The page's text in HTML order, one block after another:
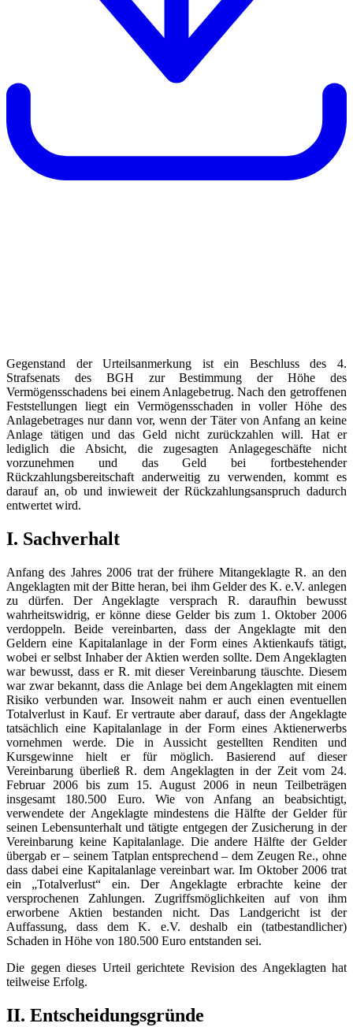
Gegenstand der Urteilsanmerkung ist ein Beschluss des 4.
Strafsenats des BGH zur Bestimmung der Höhe des
Vermögensschadens bei einem Anlagebetrug. Nach den getroffenen
Feststellungen liegt ein Vermögensschaden in voller Höhe des
Anlagebetrages nur dann vor, wenn der Täter von Anfang an keine
Anlage tätigen und das Geld nicht zurückzahlen will. Hat er
lediglich die Absicht, die zugesagten Anlagegeschäfte nicht
vorzunehmen und das Geld bei fortbestehender
Rückzahlungsbereitschaft anderweitig zu verwenden, kommt es
darauf an, ob und inwieweit der Rückzahlungsanspruch dadurch
entwertet wird.
I. Sachverhalt
Anfang des Jahres 2006 trat der frühere Mitangeklagte R. an den
Angeklagten mit der Bitte heran, bei ihm Gelder des K. e.V. anlegen
zu dürfen. Der Angeklagte versprach R. daraufhin bewusst
wahrheitswidrig, er könne diese Gelder bis zum 1. Oktober 2006
verdoppeln. Beide vereinbarten, dass der Angeklagte mit den
Geldern eine Kapitalanlage in der Form eines Aktienkaufs tätigt,
wobei er selbst Inhaber der Aktien werden sollte. Dem Angeklagten
war bewusst, dass er R. mit dieser Vereinbarung täuschte. Diesem
war zwar bekannt, dass die Anlage bei dem Angeklagten mit einem
Risiko verbunden war. Insoweit nahm er auch einen eventuellen
Totalverlust in Kauf. Er vertraute aber darauf, dass der Angeklagte
tatsächlich eine Kapitalanlage in der Form eines Aktienerwerbs
vornehmen werde. Die in Aussicht gestellten Renditen und
Kursgewinne hielt er für möglich. Basierend auf dieser
Vereinbarung überließ R. dem Angeklagten in der Zeit vom 24.
Februar 2006 bis zum 15. August 2006 in neun Teilbeträgen
insgesamt 180.500 Euro. Wie von Anfang an beabsichtigt,
verwendete der Angeklagte mindestens die Hälfte der Gelder für
seinen Lebensunterhalt und tätigte entgegen der Zusicherung in der
Vereinbarung keine Kapitalanlage. Die andere Hälfte der Gelder
übergab er – seinem Tatplan entsprechend – dem Zeugen Re., ohne
dass dabei eine Kapitalanlage vereinbart war. Im Oktober 2006 trat
ein „Totalverlust“ ein. Der Angeklagte erbrachte keine der
versprochenen Zahlungen. Zugriffsmöglichkeiten auf von ihm
erworbene Aktien bestanden nicht. Das Landgericht ist der
Auffassung, dass dem K. e.V. deshalb ein (tatbestandlicher)
Schaden in Höhe von 180.500 Euro entstanden sei.
Die gegen dieses Urteil gerichtete Revision des Angeklagten hat
teilweise Erfolg.
II. Entscheidungsgründe